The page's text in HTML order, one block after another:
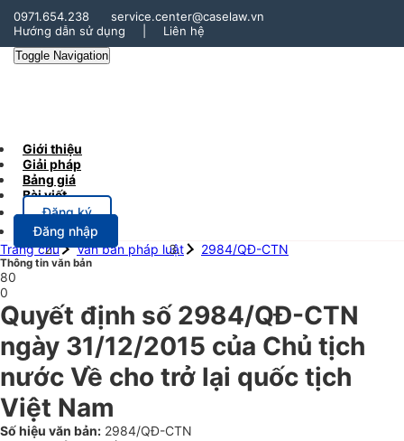
0971.654.238
service.center@caselaw.vn
Hướng dẫn sử dụng
Liên hệ
Toggle Navigation
Giới thiệu
Giải pháp
Bảng giá
Bài viết
Đăng ký
Đăng nhập
Trang chủ
Văn bản pháp luật 2984/QĐ-CTN
Thông tin văn bản
80
0
Quyết định số 2984/QĐ-CTN
ngày 31/12/2015 của Chủ tịch
nước Về cho trở lại quốc tịch
Việt Nam
Số hiệu văn bản: 2984/QĐ-CTN